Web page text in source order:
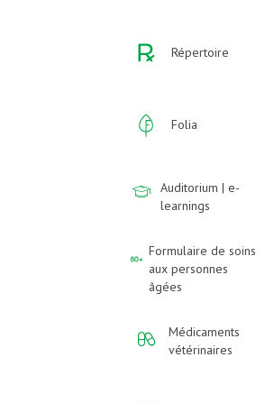
Répertoire
Folia
Auditorium | e-
learnings
Formulaire de soins
aux personnes
âgées
Médicaments
vétérinaires